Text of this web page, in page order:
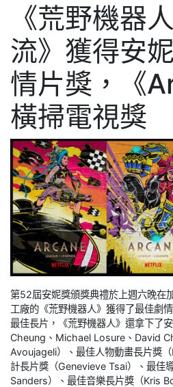
《荒野機器
流》獲得安
情片獎，《
橫掃電視獎
第52屆安妮獎頒獎典禮於上週六晚在
工廠的《荒野機器人》獲得了最佳劇
最佳長片，《荒野機器人》還拿下了
Cheung、Michael Losure、David
Avoujageli）、最佳人物動畫長片獎
計長片獎（Genevieve Tsai）、最佳
Sanders）、最佳音樂長片獎（Kris